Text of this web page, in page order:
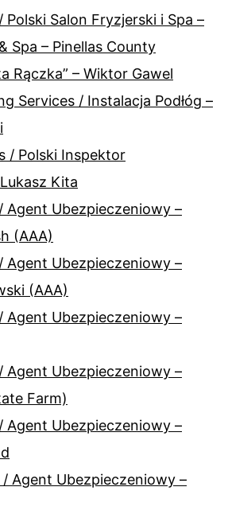
Polski Salon Fryzjerski i Spa –
Spa – Pinellas County
Rączka” – Wiktor Gawel
Services / Instalacja Podłóg –
/ Polski Inspektor
Kita
Agent Ubezpieczeniowy –
(AAA)
Agent Ubezpieczeniowy –
(AAA)
Agent Ubezpieczeniowy –
Agent Ubezpieczeniowy –
Farm)
Agent Ubezpieczeniowy –
Agent Ubezpieczeniowy –